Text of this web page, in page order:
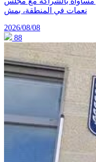
نعمات في المنطقة، بمش
2026/08/08
88